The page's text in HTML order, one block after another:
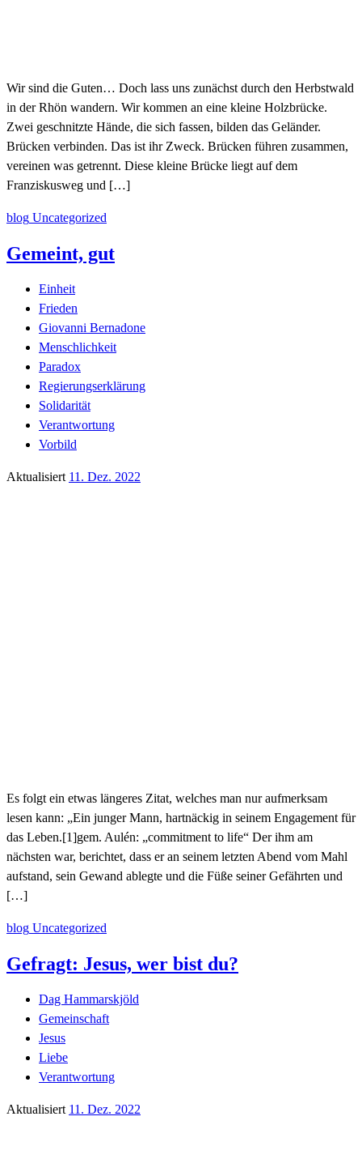
Wir sind die Guten… Doch lass uns zunächst durch den Herbstwald
in der Rhön wandern. Wir kommen an eine kleine Holzbrücke.
Zwei geschnitzte Hände, die sich fassen, bilden das Geländer.
Brücken verbinden. Das ist ihr Zweck. Brücken führen zusammen,
vereinen was getrennt. Diese kleine Brücke liegt auf dem
Franziskusweg und […]
blog Uncategorized
Gemeint, gut
Einheit
Frieden
Giovanni Bernadone
Menschlichkeit
Paradox
Regierungserklärung
Solidarität
Verantwortung
Vorbild
Aktualisiert 11. Dez. 2022
Es folgt ein etwas längeres Zitat, welches man nur aufmerksam
lesen kann: „Ein junger Mann, hartnäckig in seinem Engagement für
das Leben.[1]gem. Aulén: „commitment to life“ Der ihm am
nächsten war, berichtet, dass er an seinem letzten Abend vom Mahl
aufstand, sein Gewand ablegte und die Füße seiner Gefährten und
[…]
blog Uncategorized
Gefragt: Jesus, wer bist du?
Dag Hammarskjöld
Gemeinschaft
Jesus
Liebe
Verantwortung
Aktualisiert 11. Dez. 2022